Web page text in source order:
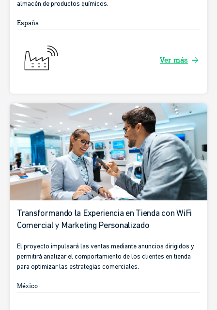
almacén de productos químicos.
España
Ver más arrow_forward
Transformando la Experiencia en Tienda con WiFi
Comercial y Marketing Personalizado
El proyecto impulsará las ventas mediante anuncios dirigidos y
permitirá analizar el comportamiento de los clientes en tienda
para optimizar las estrategias comerciales.
México